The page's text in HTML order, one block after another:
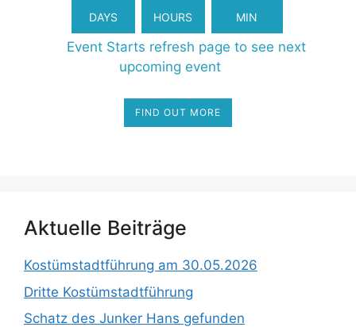
DAYS HOURS MIN
Event Starts refresh page to see next
upcoming event
FIND OUT MORE
Aktuelle Beiträge
Kostümstadtführung am 30.05.2026
Dritte Kostümstadtführung
Schatz des Junker Hans gefunden